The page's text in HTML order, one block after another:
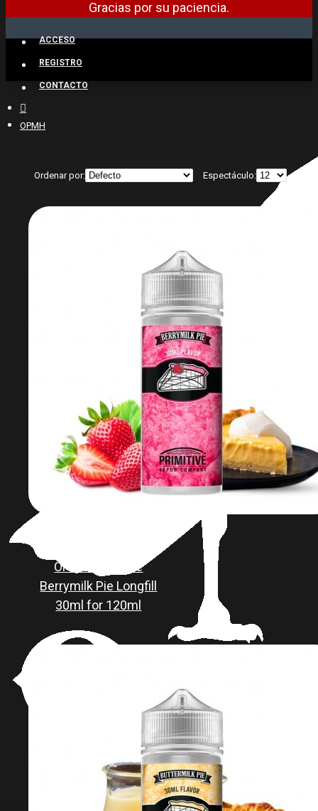
Gracias por su paciencia.
ACCESO
REGISTRO
CONTACTO
OPMH
Ordenar por: Espectáculo:
15.90€
OPMH Primitive
Berrymilk Pie Longfill
30ml for 120ml